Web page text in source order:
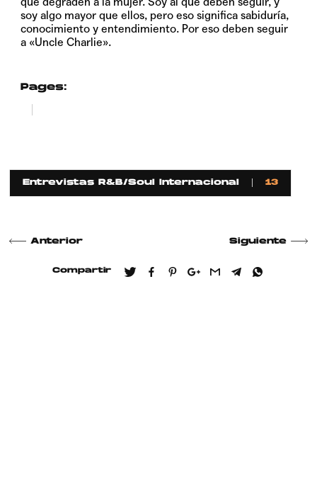
soy algo mayor que ellos, pero eso significa sabiduría,
conocimiento y entendimiento. Por eso deben seguir
a «Uncle Charlie».
Pages:
1
Entrevistas R&B/Soul Internacional 13
Anterior Siguiente
Compartir